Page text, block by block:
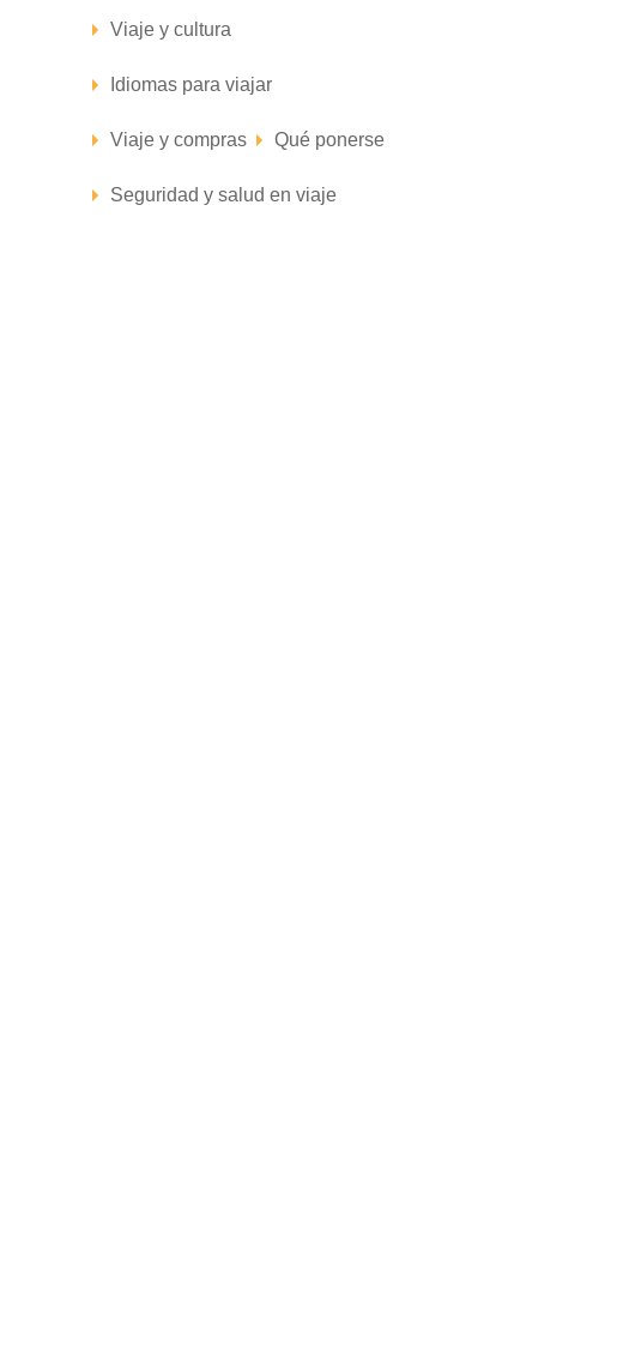
Viaje y cultura
Idiomas para viajar
Viaje y compras Qué ponerse
Seguridad y salud en viaje